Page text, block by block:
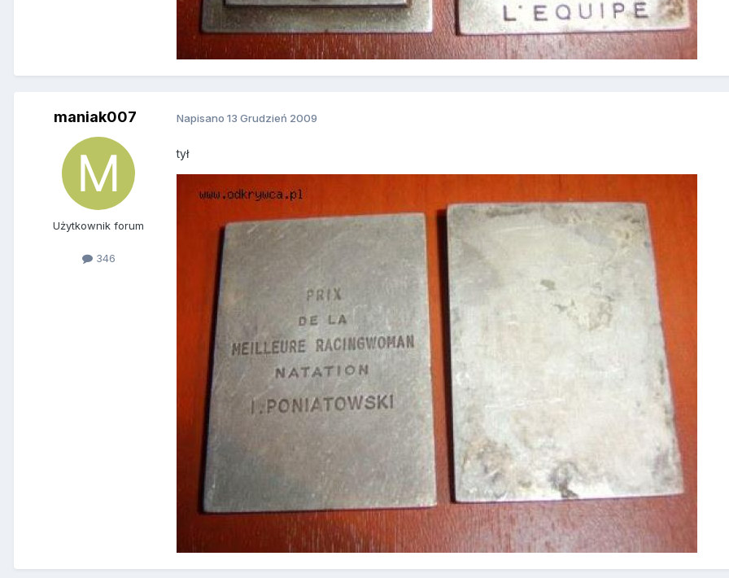
maniak007
Użytkownik forum
346
Napisano 13 Grudzień 2009
tył